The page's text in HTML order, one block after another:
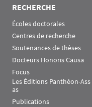
RECHERCHE
Écoles doctorales
Centres de recherche
Soutenances de thèses
Docteurs Honoris Causa
Focus
Les Éditions Panthéon-Ass
as
Publications